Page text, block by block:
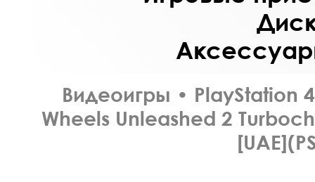
Видеоигры • PlayStation 4
Wheels Unleashed 2